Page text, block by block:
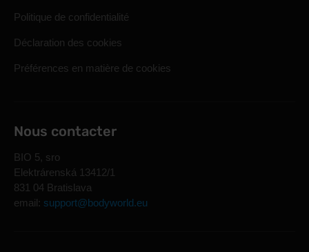
Politique de confidentialité
Déclaration des cookies
Préférences en matière de cookies
Nous contacter
BIO 5, sro
Elektrárenská 13412/1
831 04 Bratislava
email: support@bodyworld.eu